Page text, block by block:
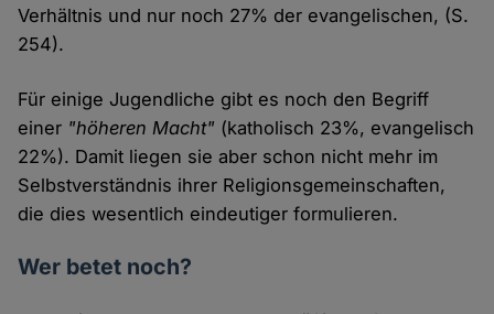
Verhältnis und nur noch 27% der evangelischen, (S.
254).
Für einige Jugendliche gibt es noch den Begriff
einer "höheren Macht" (katholisch 23%, evangelisch
22%). Damit liegen sie aber schon nicht mehr im
Selbstverständnis ihrer Religionsgemeinschaften,
die dies wesentlich eindeutiger formulieren.
Wer betet noch?